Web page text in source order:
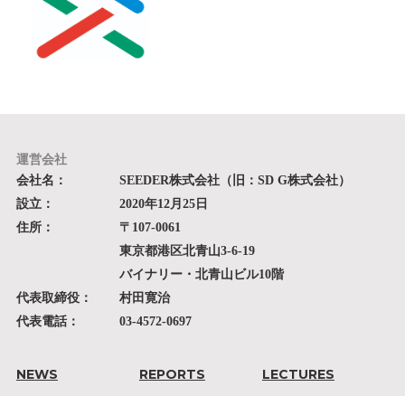
運営会社
会社名：
SEEDER株式会社（旧：SD G株式会社）
設立：
2020年12月25日
住所：
〒107-0061
東京都港区北青山3-6-19
バイナリー・北青山ビル10階
代表取締役：
村田寛治
代表電話：
03-4572-0697
NEWS REPORTS LECTURES